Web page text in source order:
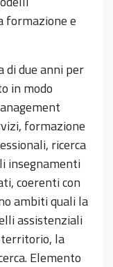
formazione e
di due anni per
in modo
formazione
ricerca
insegnamenti
coerenti con
ambiti quali la
assistenziali
la
Elemento